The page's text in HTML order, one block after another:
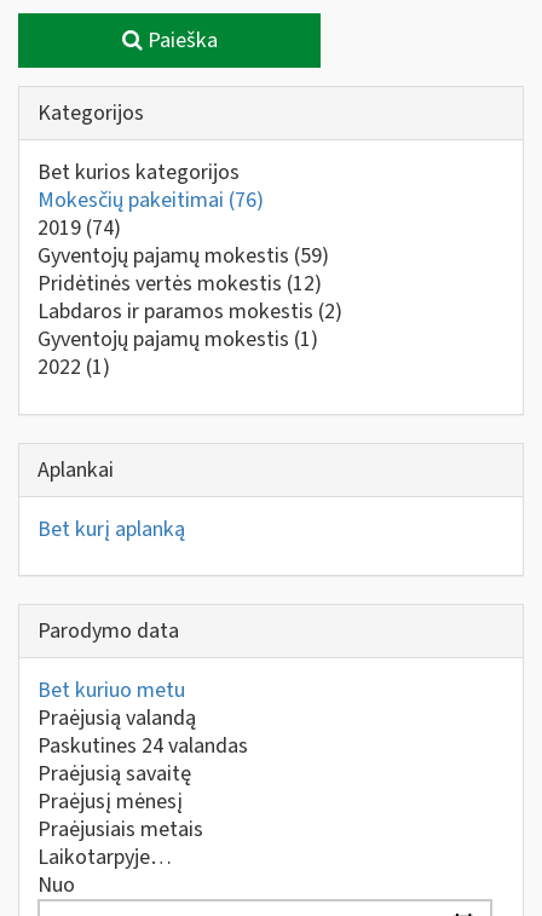
Paieška
Kategorijos
Bet kurios kategorijos
Mokesčių pakeitimai (76)
2019 (74)
Gyventojų pajamų mokestis (59)
Pridėtinės vertės mokestis (12)
Labdaros ir paramos mokestis (2)
Gyventojų pajamų mokestis (1)
2022 (1)
Aplankai
Bet kurį aplanką
Parodymo data
Bet kuriuo metu
Praėjusią valandą
Paskutines 24 valandas
Praėjusią savaitę
Praėjusį mėnesį
Praėjusiais metais
Laikotarpyje…
Nuo